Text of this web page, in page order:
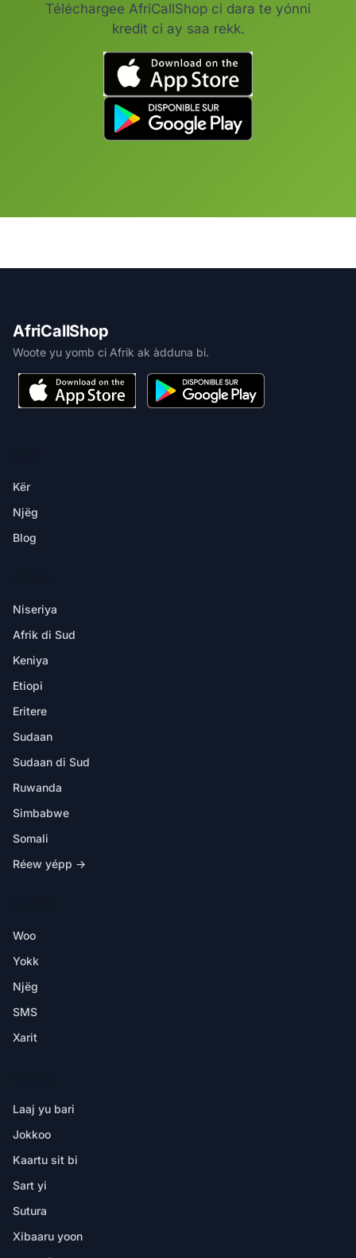
Téléchargee AfriCallShop ci dara te yónni
kredit ci ay saa rekk.
AfriCallShop
Woote yu yomb ci Afrik ak àdduna bi.
Kër
Njëg
Blog
Niseriya
Afrik di Sud
Keniya
Etiopi
Eritere
Sudaan
Sudaan di Sud
Ruwanda
Simbabwe
Somali
Réew yépp →
Woo
Yokk
Njëg
SMS
Xarit
Laaj yu bari
Jokkoo
Kaartu sit bi
Sart yi
Sutura
Xibaaru yoon